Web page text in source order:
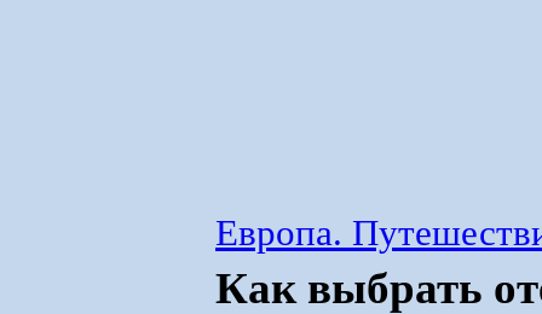
Европа.
Как выбрать